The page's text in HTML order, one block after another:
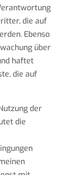
die auf
Ebenso
über
haftet
die auf
der
die